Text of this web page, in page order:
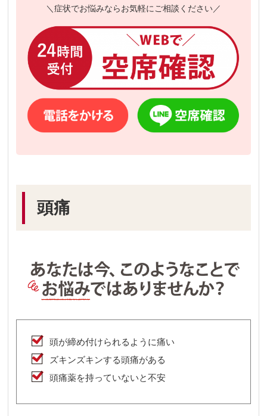
＼症状でお悩みならお気軽にご相談ください／
頭痛
頭が締め付けられるように痛い
ズキンズキンする頭痛がある
頭痛薬を持っていないと不安